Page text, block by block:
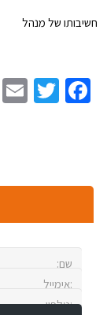
חשיבותו של מנהל